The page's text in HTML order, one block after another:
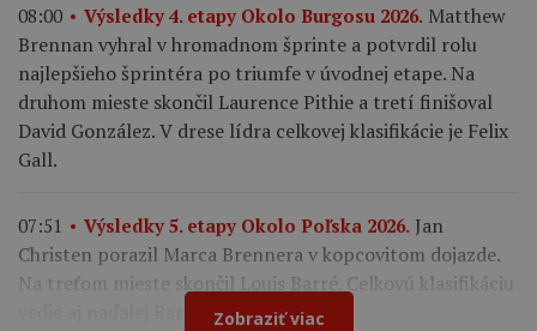
08:00 Výsledky 4. etapy Okolo Burgosu 2026. Matthew
Brennan vyhral v hromadnom šprinte a potvrdil rolu
najlepšieho šprintéra po triumfe v úvodnej etape. Na
druhom mieste skončil Laurence Pithie a tretí finišoval
David González. V drese lídra celkovej klasifikácie je Felix
Gall.
07:51 Výsledky 5. etapy Okolo Poľska 2026. Jan
Christen porazil Marca Brennera v kopcovitom dojazde.
Na treťom mieste skončil Louis Barré. Celkovú klasifikáciu
vedie aj naďalej Bart Lemmen.
Zobraziť viac